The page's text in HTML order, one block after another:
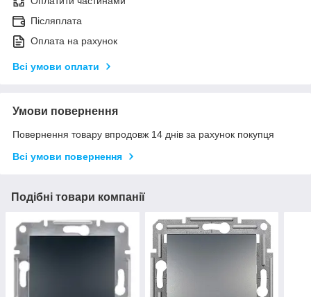
Післяплата
Оплата на рахунок
Всі умови оплати
Умови повернення
Повернення товару впродовж 14 днів за рахунок покупця
Всі умови повернення
Подібні товари компанії